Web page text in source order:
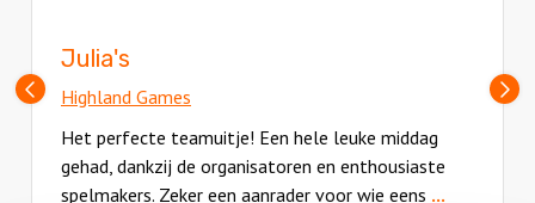
Vorige
slide
Julia's
Highland Games
Het perfecte teamuitje! Een hele leuke middag
gehad, dankzij de organisatoren en enthousiaste
spelmakers. Zeker een aanrader voor wie eens ...